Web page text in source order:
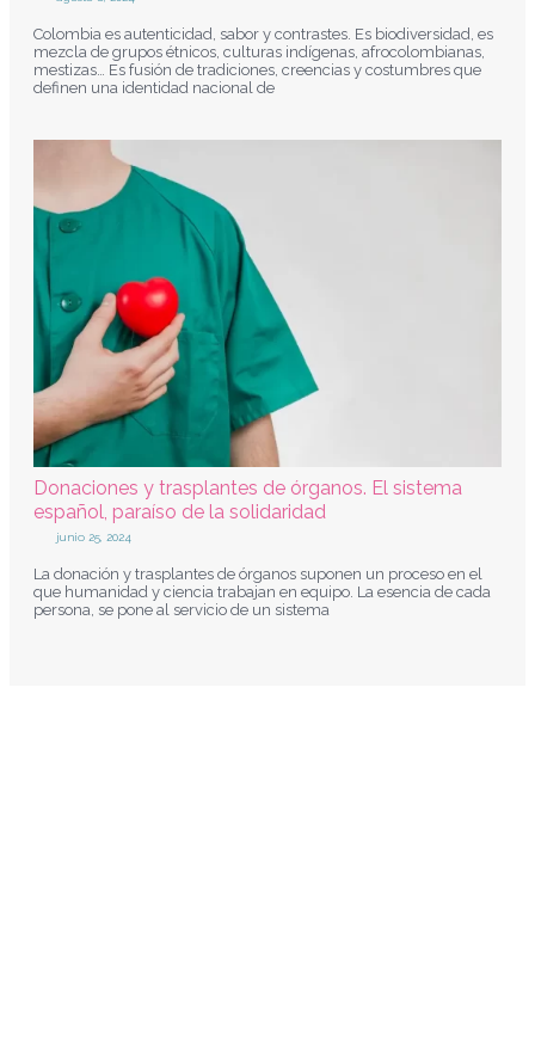
Colombia es autenticidad, sabor y contrastes. Es biodiversidad, es
mezcla de grupos étnicos, culturas indígenas, afrocolombianas,
mestizas… Es fusión de tradiciones, creencias y costumbres que
definen una identidad nacional de
Donaciones y trasplantes de órganos. El sistema
español, paraíso de la solidaridad
junio 25, 2024
La donación y trasplantes de órganos suponen un proceso en el
que humanidad y ciencia trabajan en equipo. La esencia de cada
persona, se pone al servicio de un sistema